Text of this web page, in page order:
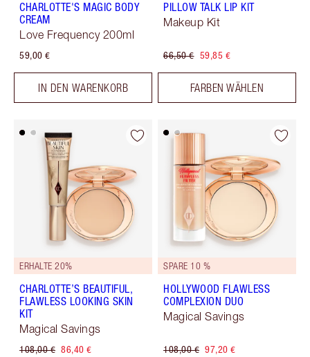
CHARLOTTE'S MAGIC BODY
CREAM
Love Frequency 200ml
59,00 €
IN DEN WARENKORB
PILLOW TALK LIP KIT
Makeup Kit
66,50 € 59,85 €
FARBEN WÄHLEN
ERHALTE 20%
CHARLOTTE’S BEAUTIFUL,
FLAWLESS LOOKING SKIN
KIT
Magical Savings
108,00 € 86,40 €
SPARE 10 %
HOLLYWOOD FLAWLESS
COMPLEXION DUO
Magical Savings
108,00 € 97,20 €